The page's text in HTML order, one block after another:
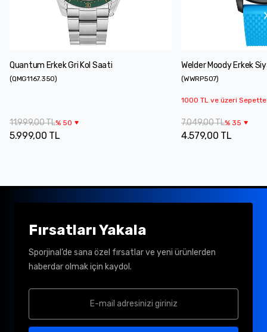
Quantum Erkek Gri Kol Saati
(QMG1167.350)
11.999,00 TL% 50
5.999,00 TL
Welder Moody Erkek
(WWRP507)
1000 TL ve üzeri
7.049,00 TL% 35
4.579,00 TL
Fırsatları Yakala
Sporjinal’de sana özel fırsatlar ve yeni ürünlerden
haberdar olmak için kaydol.